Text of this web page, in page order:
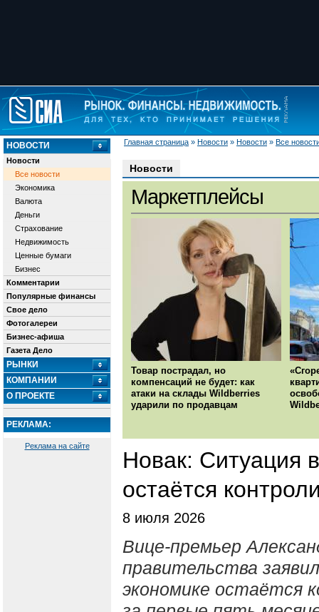
Главная страница » Новости » Новости » Все
НОВОСТИ
Новости
Все новости
Экономика
Валюта
Деньги
Страхование
Недвижимость
Ценные бумаги
Бизнес
Комментарии
Популярные финансы
Свое дело
Фотогалереи
Бизнес-афиша
Газета Дело
РЫНКИ
КОМПАНИИ
О ПРОЕКТЕ
РЕКЛАМА:
Реклама на сайте
Новости
Маркетплейсы
Товар пострадал, но
компенсаций не будет: как
атаки на склады Wildberries
ударили по продавцам
Новак: Ситуация
остаётся
8 июля 2026
Вице-премьер
правительства
экономике остаётся